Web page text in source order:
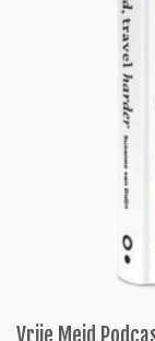
Vrije Meid